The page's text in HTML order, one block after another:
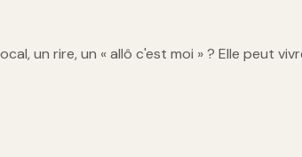
un rire, un « allô c'est moi » ? Elle peut